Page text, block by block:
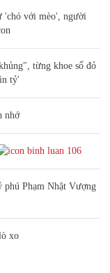
'chó với mèo', người
từng khoe sổ đỏ
tỷ'
nhớ
106
phú Phạm Nhật Vượng
xo